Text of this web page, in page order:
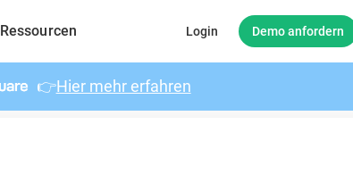
Ressourcen Login Demo anfordern
👉Hier mehr erfahren